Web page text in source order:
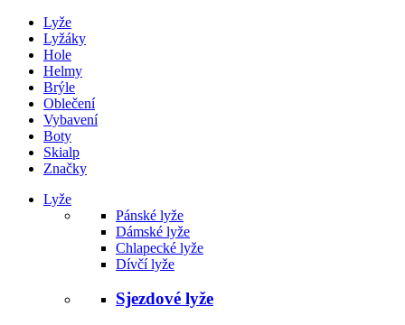
Lyže
Lyžáky
Hole
Helmy
Brýle
Oblečení
Vybavení
Boty
Skialp
Značky
Lyže
Pánské lyže
Dámské lyže
Chlapecké lyže
Dívčí lyže
Sjezdové lyže